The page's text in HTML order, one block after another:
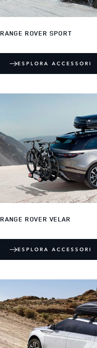
RANGE ROVER SPORT
ESPLORA ACCESSORI
RANGE ROVER VELAR
ESPLORA ACCESSORI